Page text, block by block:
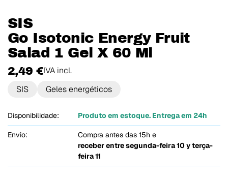
SIS
Go Isotonic Energy Fruit
Salad 1 Gel X 60 Ml
2,49 €IVA incl.
SIS
Geles energéticos
Disponibilidade: Produto em estoque. Entrega em 24h
Envio:
Compra antes das 15h e
receber entresegunda-feira 10 y terça-
feira 11